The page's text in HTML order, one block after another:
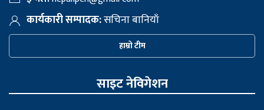
कार्यकारी सम्पादक:सचिना बानियाँ
हाम्रो टीम
साइट नेविगेशन